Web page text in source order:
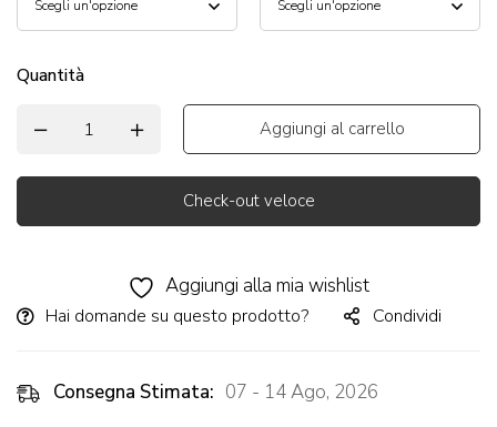
Quantità
Aggiungi al carrello
Check-out veloce
Aggiungi alla mia wishlist
Hai domande su questo prodotto? Condividi
Consegna Stimata: 07 - 14 Ago, 2026